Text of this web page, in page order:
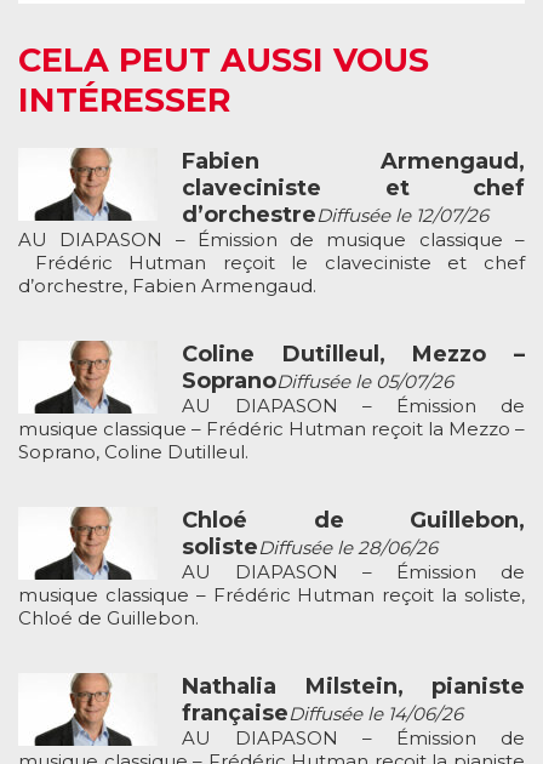
CELA PEUT AUSSI VOUS
INTÉRESSER
Fabien Armengaud,
claveciniste et chef
d’orchestreDiffusée le 12/07/26
AU DIAPASON – Émission de musique classique –
Frédéric Hutman reçoit le claveciniste et chef
d’orchestre, Fabien Armengaud.
Coline Dutilleul, Mezzo –
SopranoDiffusée le 05/07/26
AU DIAPASON – Émission de
musique classique – Frédéric Hutman reçoit la Mezzo –
Soprano, Coline Dutilleul.
Chloé de Guillebon,
solisteDiffusée le 28/06/26
AU DIAPASON – Émission de
musique classique – Frédéric Hutman reçoit la soliste,
Chloé de Guillebon.
Nathalia Milstein, pianiste
françaiseDiffusée le 14/06/26
AU DIAPASON – Émission de